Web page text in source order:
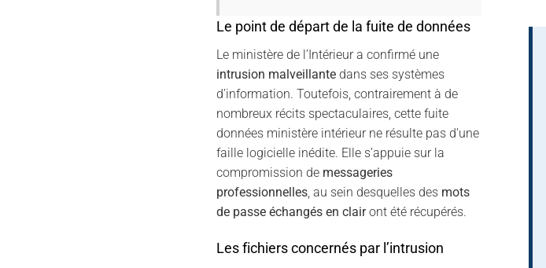
Le point de départ de la fuite de données
Le ministère de l’Intérieur a confirmé une
intrusion malveillantedans ses systèmes
d’information. Toutefois, contrairement à de
nombreux récits spectaculaires, cette fuite
données ministère intérieur ne résulte pas d’une
faille logicielle inédite. Elle s’appuie sur la
compromission de messageries
professionnelles, au sein desquelles des mots
de passe échangés en clairont été récupérés.
Les fichiers concernés par l’intrusion